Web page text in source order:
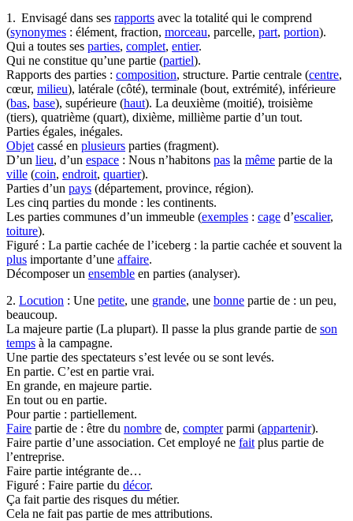
1. Envisagé dans ses rapports avec la totalité qui le comprend
(synonymes : élément, fraction, morceau, parcelle, part, portion).
Qui a toutes ses parties, complet, entier.
Qui ne constitue qu’une partie (partiel).
Rapports des parties : composition, structure. Partie centrale (centre,
cœur, milieu), latérale (côté), terminale (bout, extrémité), inférieure
(bas, base), supérieure (haut). La deuxième (moitié), troisième
(tiers), quatrième (quart), dixième, millième partie d’un tout.
Parties égales, inégales.
Objet cassé en plusieurs parties (fragment).
D’un lieu, d’un espace : Nous n’habitons pas la même partie de la
ville (coin, endroit, quartier).
Parties d’un pays (département, province, région).
Les cinq parties du monde : les continents.
Les parties communes d’un immeuble (exemples : cage d’escalier,
toiture).
Figuré : La partie cachée de l’iceberg : la partie cachée et souvent la
plus importante d’une affaire.
Décomposer un ensemble en parties (analyser).
2. Locution : Une petite, une grande, une bonne partie de : un peu,
beaucoup.
La majeure partie (La plupart). Il passe la plus grande partie de son
temps à la campagne.
Une partie des spectateurs s’est levée ou se sont levés.
En partie. C’est en partie vrai.
En grande, en majeure partie.
En tout ou en partie.
Pour partie : partiellement.
Faire partie de : être du nombre de, compterparmi (appartenir).
Faire partie d’une association. Cet employé ne fait plus partie de
l’entreprise.
Faire partie intégrante de…
Figuré : Faire partie du décor.
Ça fait partie des risques du métier.
Cela ne fait pas partie de mes attributions.